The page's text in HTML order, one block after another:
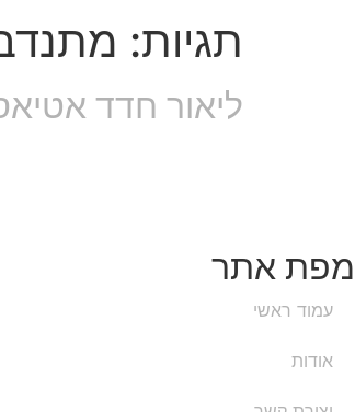
תגיות:
ליאור חדד
מפת אתר
עמוד ראשי
אודות